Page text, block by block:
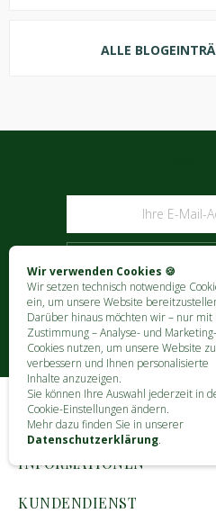
ALLE
Wir verwenden Cookies 🍪
Wir setzen technisch notwendige
ein, um unsere Website
Darüber hinaus möchten wir – nur
Zustimmung – Analyse- und Marketing-
Cookies nutzen, um unsere Website zu
verbessern und Ihnen personalisierte
Inhalte anzuzeigen.
Sie können Ihre Auswahl jederzeit in
Cookie-Einstellungen ändern.
Mehr dazu finden Sie in unserer
Datenschutzerklärung.
KONTAKT
INFORMATIONEN
KUNDENDIENST